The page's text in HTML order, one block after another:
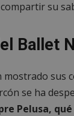
su
Ballet
sus
se ha
Pelusa,